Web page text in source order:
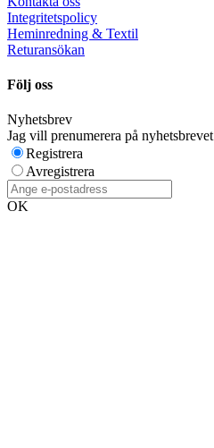
Integritetspolicy
Heminredning & Textil
Returansökan
Följ oss
Nyhetsbrev
Jag vill prenumerera på nyhetsbrevet
Registrera
Avregistrera
OK